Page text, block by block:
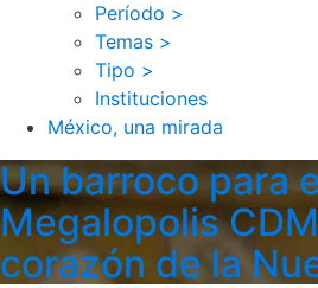
Período >
Temas >
Tipo >
Instituciones
México, una mirada
Un barroco para
Megalopolis
corazón de la